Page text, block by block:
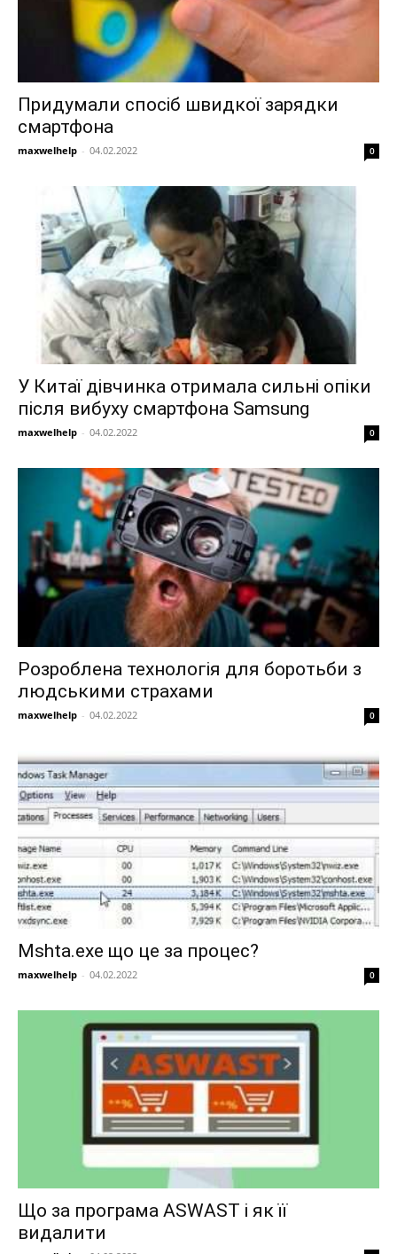
Придумали спосіб швидкої зарядки
смартфона
maxwelhelp - 04.02.2022 0
У Китаї дівчинка отримала сильні опіки
після вибуху смартфона Samsung
maxwelhelp - 04.02.2022 0
Розроблена технологія для боротьби з
людськими страхами
maxwelhelp - 04.02.2022 0
Mshta.exe що це за процес?
maxwelhelp - 04.02.2022 0
Що за програма ASWAST і як її
видалити